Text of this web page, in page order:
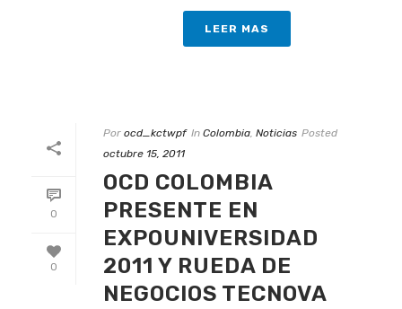
LEER MAS
0
0
Por ocd_kctwpf In Colombia Noticias Posted
octubre 15, 2011
OCD COLOMBIA
PRESENTE EN
EXPOUNIVERSIDAD
2011 Y RUEDA DE
NEGOCIOS TECNOVA